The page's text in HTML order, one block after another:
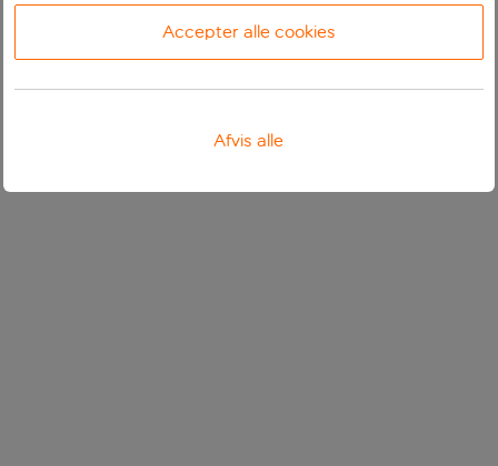
Accepter alle cookies
Afvis alle